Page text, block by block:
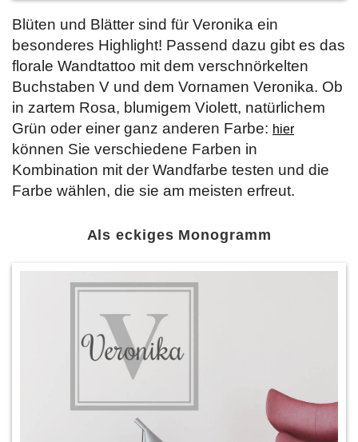
Blüten und Blätter sind für Veronika ein
besonderes Highlight! Passend dazu gibt es das
florale Wandtattoo mit dem verschnörkelten
Buchstaben V und dem Vornamen Veronika. Ob
in zartem Rosa, blumigem Violett, natürlichem
Grün oder einer ganz anderen Farbe: hier
können Sie verschiedene Farben in
Kombination mit der Wandfarbe testen und die
Farbe wählen, die sie am meisten erfreut.
Als eckiges Monogramm